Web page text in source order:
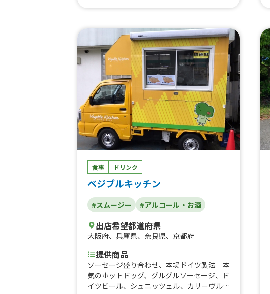
ー、ビスマルク、ハーフ&ハーフピッツァ、
アルコール各種、コーヒー、ソフトドリン
ク、月がわりドルチェ、特製果肉入りかき氷
食事 ドリンク
ベジブルキッチン
#スムージー #アルコール・お酒
出店希望都道府県
大阪府、 兵庫県、 奈良県、 京都府
提供商品
ソーセージ盛り合わせ、本場ドイツ製法 本
気のホットドッグ、グルグルソーセージ、ド
イツビール、シュニッツェル、カリーヴルス